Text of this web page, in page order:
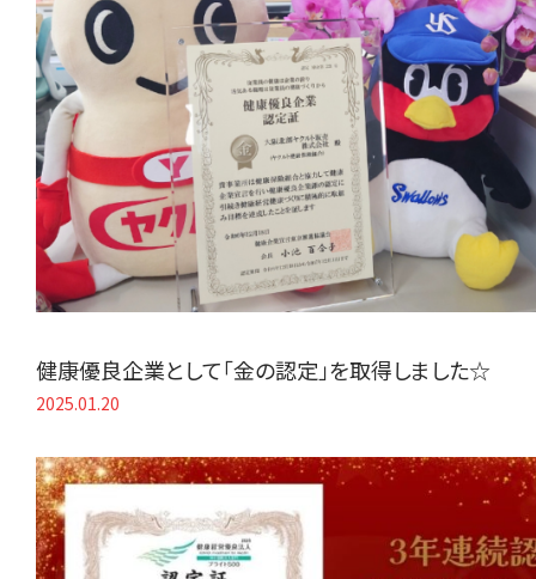
健康優良企業として「金の認定」を取得しました☆
2025.01.20